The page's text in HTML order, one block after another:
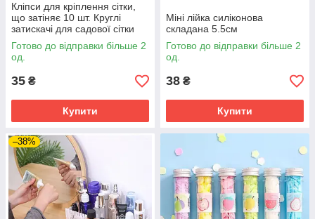
Кліпси для кріплення сітки,
що затіняє 10 шт. Круглі
затискачі для садової сітки
Готово до відправки більше 2
од.
35 ₴
Купити
Міні лійка силіконова
складана 5.5см
Готово до відправки більше 2
од.
38 ₴
Купити
–38%